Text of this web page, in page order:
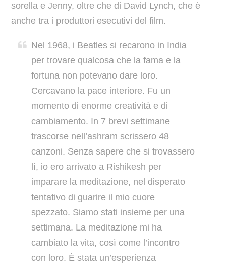
sorella e Jenny, oltre che di David Lynch, che è
anche tra i produttori esecutivi del film.
Nel 1968, i Beatles si recarono in India
per trovare qualcosa che la fama e la
fortuna non potevano dare loro.
Cercavano la pace interiore. Fu un
momento di enorme creatività e di
cambiamento. In 7 brevi settimane
trascorse nell’ashram scrissero 48
canzoni. Senza sapere che si trovassero
lì, io ero arrivato a Rishikesh per
imparare la meditazione, nel disperato
tentativo di guarire il mio cuore
spezzato. Siamo stati insieme per una
settimana. La meditazione mi ha
cambiato la vita, così come l’incontro
con loro. È stata un’esperienza